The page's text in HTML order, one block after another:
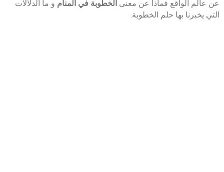
عن عالم الواقع فماذا عن معنى الخطوبة في المنام و ما الدلالات
التي يخبرنا بها حلم الخطوبة.